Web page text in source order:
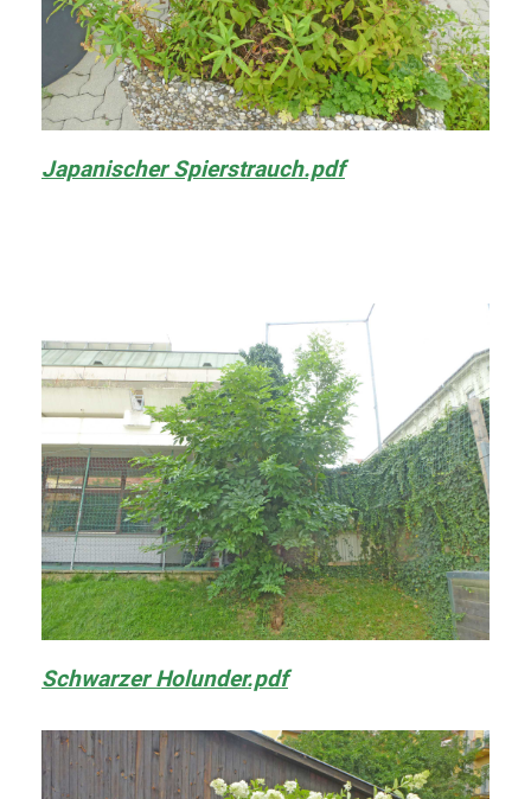
Japanischer Spierstrauch.pdf
Schwarzer Holunder.pdf